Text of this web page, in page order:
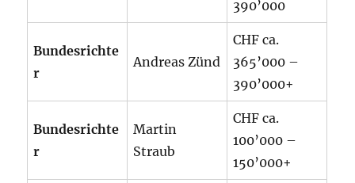
390’000
Bundesrichte
r
Andreas Zünd
CHF ca.
365’000 –
390’000+
Bundesrichte
r
Martin
Straub
CHF ca.
100’000 –
150’000+